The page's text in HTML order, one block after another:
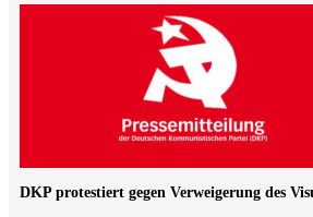
DKP protestiert gegen Verweigerung des